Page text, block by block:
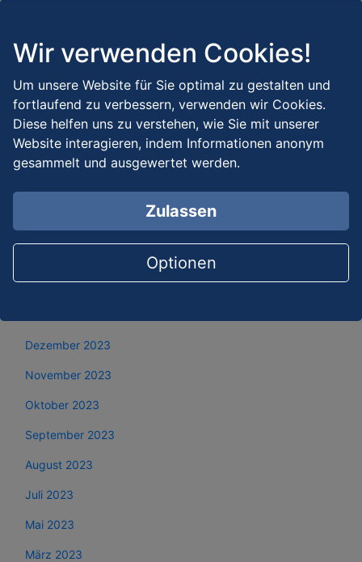
Oktober 2024
August 2024
Juli 2024
Juni 2024
Mai 2024
Februar 2024
Dezember 2023
November 2023
Oktober 2023
September 2023
August 2023
Juli 2023
Mai 2023
März 2023
Wir verwenden Cookies!
Um unsere Website für Sie optimal zu gestalten und
fortlaufend zu verbessern, verwenden wir Cookies.
Diese helfen uns zu verstehen, wie Sie mit unserer
Website interagieren, indem Informationen anonym
gesammelt und ausgewertet werden.
Zulassen
Optionen